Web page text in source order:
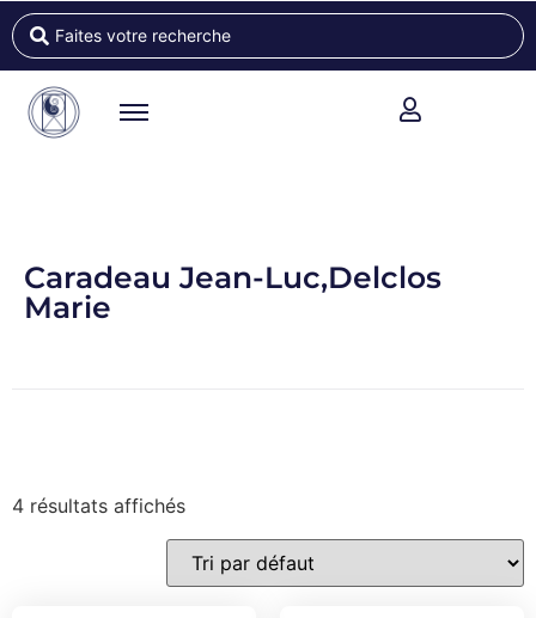
Caradeau Jean-Luc,Delclos
Marie
4 résultats affichés